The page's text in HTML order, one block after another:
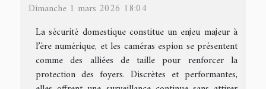
Dimanche 1 mars 2026 18:04
La sécurité domestique constitue un enjeu majeur à
l’ère numérique, et les caméras espion se présentent
comme des alliées de taille pour renforcer la
protection des foyers. Discrètes et performantes,